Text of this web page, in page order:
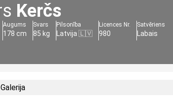
Kerčs
Augums
178 cm
Svars
85 kg
Pilsonība
Latvija 🇱🇻
Licences Nr.
980
Satvēriens
Labais
Galerija